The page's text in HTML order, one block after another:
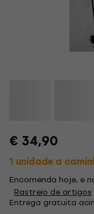
€ 34,90
1 unidade a
Encomenda hoje, e
Rastreio de artigos
Entrega gratuita